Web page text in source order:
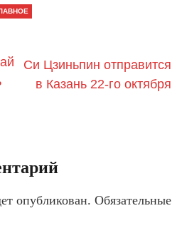
Си Цзиньпин отправится
в Казань 22-го октября
опубликован. Обязательные